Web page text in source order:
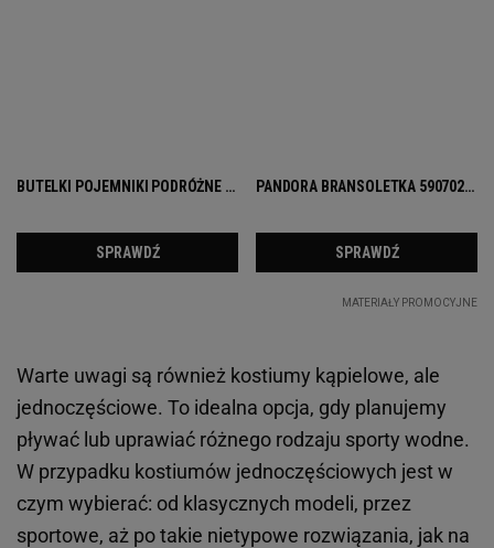
Warte uwagi są również kostiumy kąpielowe, ale
jednoczęściowe. To idealna opcja, gdy planujemy
pływać lub uprawiać różnego rodzaju sporty wodne.
W przypadku kostiumów jednoczęściowych jest w
czym wybierać: od klasycznych modeli, przez
sportowe, aż po takie nietypowe rozwiązania, jak na